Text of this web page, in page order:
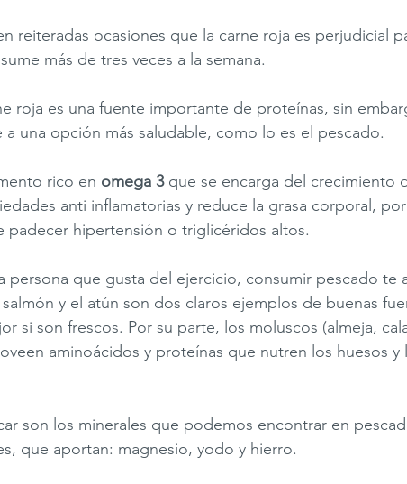
reiteradas ocasiones que la carne roja es perjudicial
más de tres veces a la semana.
roja es una fuente importante de proteínas, sin
a una opción más saludable, como lo es el pescado.
rico en omega 3 que se encarga del crecimiento
anti inflamatorias y reduce la grasa corporal,
padecer hipertensión o triglicéridos altos.
persona que gusta del ejercicio, consumir pescado te
y el atún son dos claros ejemplos de buenas
si son frescos. Por su parte, los moluscos (almeja,
aminoácidos y proteínas que nutren los huesos y
son los minerales que podemos encontrar en
que aportan: magnesio, yodo y hierro.